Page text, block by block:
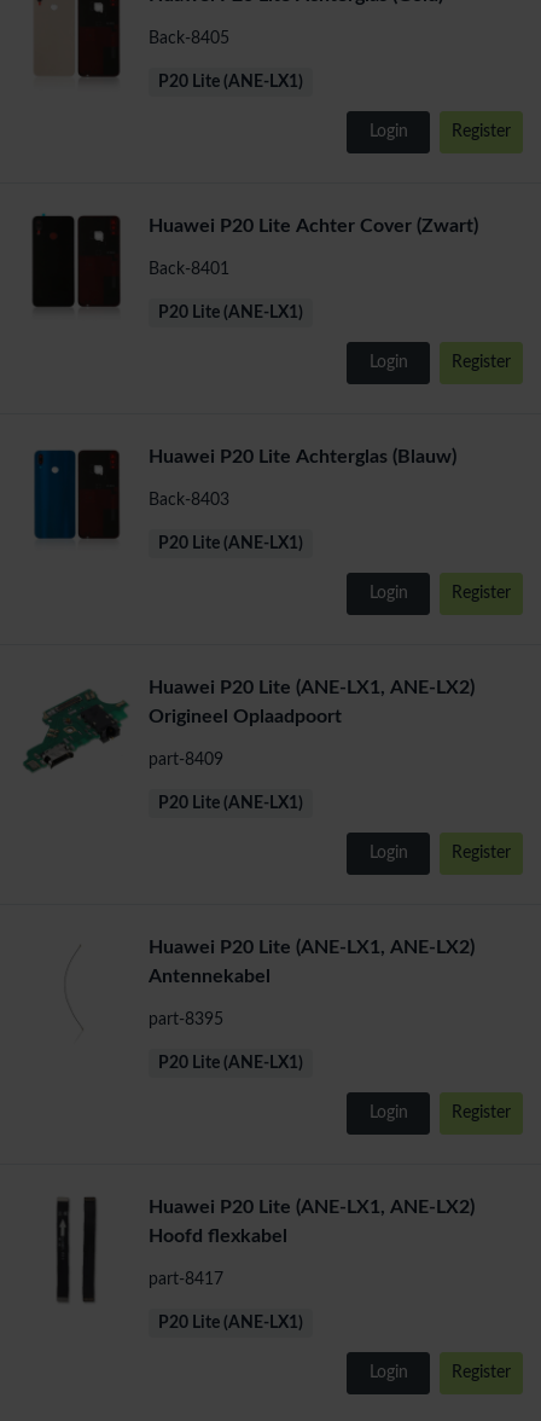
Back-8405
P20 Lite (ANE-LX1)
Login Register
Huawei P20 Lite Achter Cover (Zwart)
Back-8401
P20 Lite (ANE-LX1)
Login Register
Huawei P20 Lite Achterglas (Blauw)
Back-8403
P20 Lite (ANE-LX1)
Login Register
Huawei P20 Lite (ANE-LX1, ANE-LX2)
Origineel Oplaadpoort
part-8409
P20 Lite (ANE-LX1)
Login Register
Huawei P20 Lite (ANE-LX1, ANE-LX2)
Antennekabel
part-8395
P20 Lite (ANE-LX1)
Login Register
Huawei P20 Lite (ANE-LX1, ANE-LX2)
Hoofd flexkabel
part-8417
P20 Lite (ANE-LX1)
Login Register